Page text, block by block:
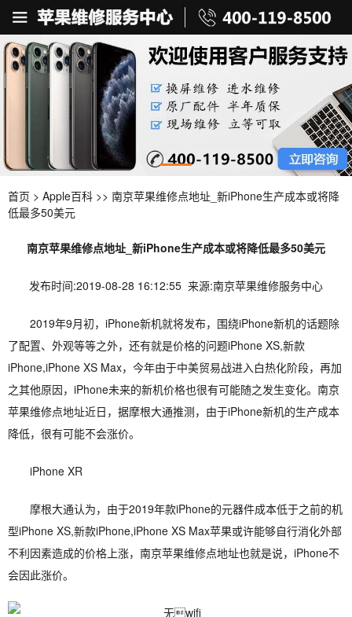
首页 > Apple百科 >> 南京苹果维修点地址_新iPhone生产成本或将降
低最多50美元
南京苹果维修点地址_新iPhone生产成本或将降低最多50美元
发布时间:2019-08-28 16:12:55 来源:南京苹果维修服务中心
2019年9月初，iPhone新机就将发布，围绕iPhone新机的话题除
了配置、外观等等之外，还有就是价格的问题iPhone XS,新款
iPhone,iPhone XS Max，今年由于中美贸易战进入白热化阶段，再加
之其他原因，iPhone未来的新机价格也很有可能随之发生变化。南京
苹果维修点地址近日，据摩根大通推测，由于iPhone新机的生产成本
降低，很有可能不会涨价。
iPhone XR
摩根大通认为，由于2019年款iPhone的元器件成本低于之前的机
型iPhone XS,新款iPhone,iPhone XS Max苹果或许能够自行消化外部
不利因素造成的价格上涨，南京苹果维修点地址也就是说，iPhone不
会因此涨价。